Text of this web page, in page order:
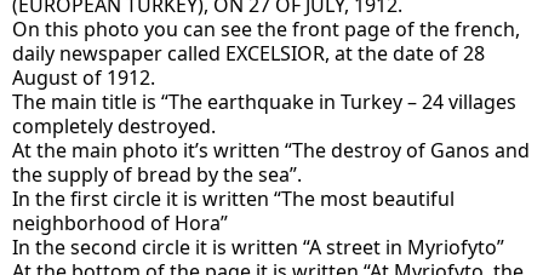
On this photo you can see the front page of the french,
daily newspaper called EXCELSIOR, at the date of 28
August of 1912.
The main title is “The earthquake in Turkey – 24 villages
completely destroyed.
At the main photo it’s written “The destroy of Ganos and
the supply of bread by the sea”.
In the first circle it is written “The most beautiful
neighborhood of Hora”
In the second circle it is written “A street in Myriofyto”